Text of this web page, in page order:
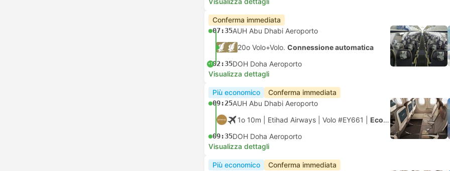
Conferma immediata
07:35AUH Abu Dhabi Aeroporto
20o Volo+Volo. Connessione automatica
+102:35DOH Doha Aeroporto
Visualizza dettagli
Più economico Conferma immediata
09:25AUH Abu Dhabi Aeroporto
1o 10m | Etihad Airways Volo #EY661 Economy
09:35DOH Doha Aeroporto
Visualizza dettagli
Più economico Conferma immediata